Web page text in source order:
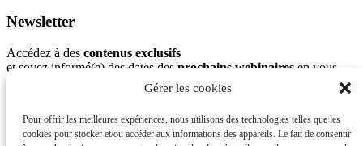
Gérer les cookies
Pour offrir les meilleures expériences, nous utilisons des technologies telles que les
cookies pour stocker et/ou accéder aux informations des appareils. Le fait de consentir
Newsletter
Accédez à des contenus exclusifs
et soyez informé(e) des dates des prochains webinaires en vous